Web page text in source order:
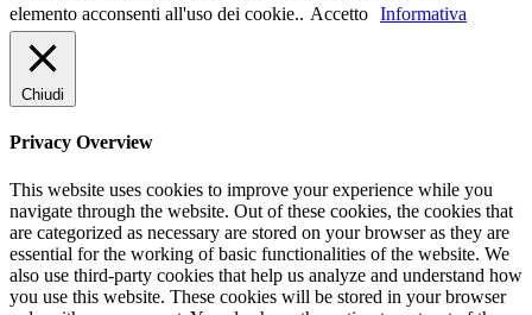
elemento acconsenti all'uso dei cookie.. Accetto Informativa
Chiudi
Privacy Overview
This website uses cookies to improve your experience while you
navigate through the website. Out of these cookies, the cookies that
are categorized as necessary are stored on your browser as they are
essential for the working of basic functionalities of the website. We
also use third-party cookies that help us analyze and understand how
you use this website. These cookies will be stored in your browser